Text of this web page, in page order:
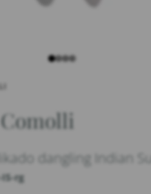
dangling Indian
rg